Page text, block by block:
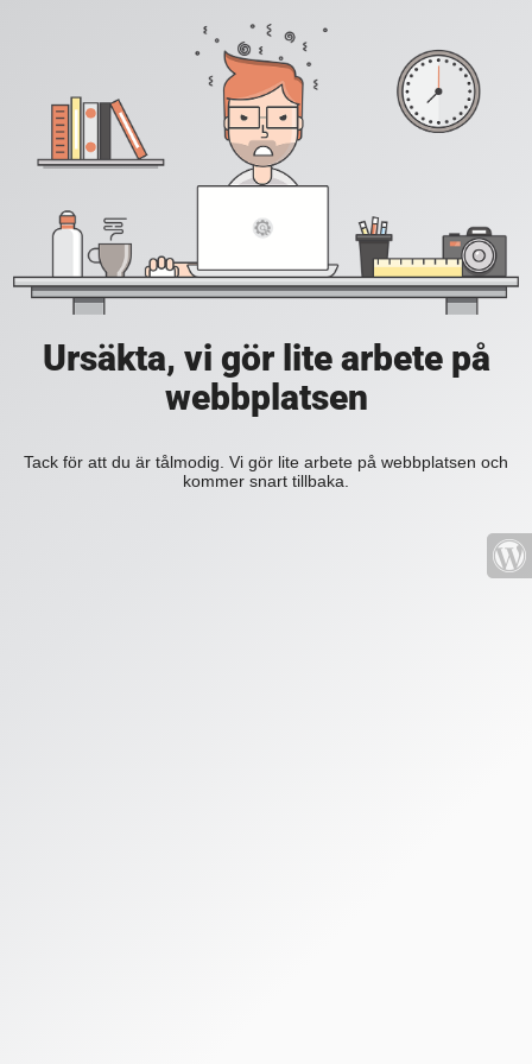
Ursäkta, vi gör lite arbete på
webbplatsen
Tack för att du är tålmodig. Vi gör lite arbete på webbplatsen och
kommer snart tillbaka.